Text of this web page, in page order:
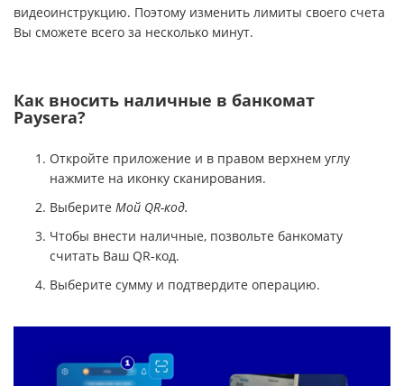
видеоинструкцию. Поэтому изменить лимиты своего счета
Вы сможете всего за несколько минут.
Как вносить наличные в банкомат
Paysera?
Откройте приложение и в правом верхнем углу
нажмите на иконку сканирования.
Выберите Мой QR-код.
Чтобы внести наличные, позвольте банкомату
считать Ваш QR-код.
Выберите сумму и подтвердите операцию.